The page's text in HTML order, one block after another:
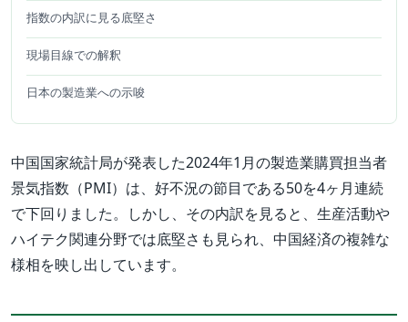
指数の内訳に見る底堅さ
現場目線での解釈
日本の製造業への示唆
中国国家統計局が発表した2024年1月の製造業購買担当者
景気指数（PMI）は、好不況の節目である50を4ヶ月連続
で下回りました。しかし、その内訳を見ると、生産活動や
ハイテク関連分野では底堅さも見られ、中国経済の複雑な
様相を映し出しています。